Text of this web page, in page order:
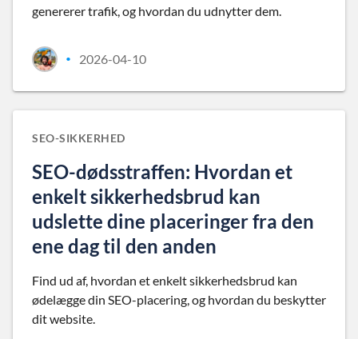
genererer trafik, og hvordan du udnytter dem.
• 2026-04-10
SEO-SIKKERHED
SEO-dødsstraffen: Hvordan et
enkelt sikkerhedsbrud kan
udslette dine placeringer fra den
ene dag til den anden
Find ud af, hvordan et enkelt sikkerhedsbrud kan
ødelægge din SEO-placering, og hvordan du beskytter
dit website.